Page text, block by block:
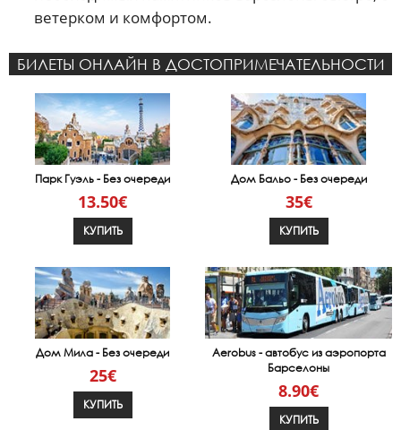
ветерком и комфортом.
БИЛЕТЫ ОНЛАЙН В ДОСТОПРИМЕЧАТЕЛЬНОСТИ
Парк Гуэль - Без очереди
13.50€
КУПИТЬ
Дом Бальо - Без очереди
35€
КУПИТЬ
Дом Мила - Без очереди
25€
КУПИТЬ
Aerobus - автобус из аэропорта
Барселоны
8.90€
КУПИТЬ